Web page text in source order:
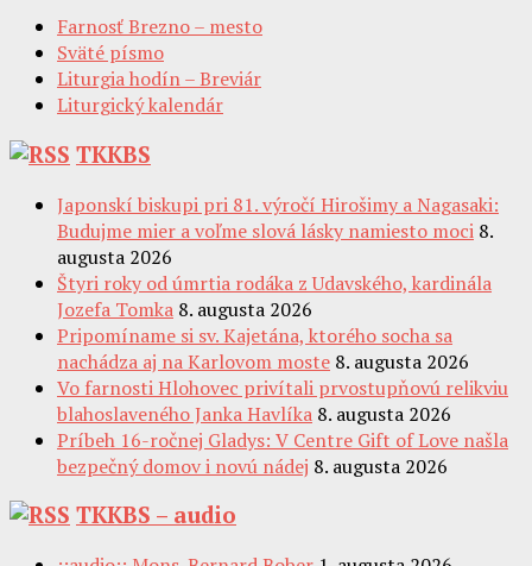
Farnosť Brezno – mesto
Sväté písmo
Liturgia hodín – Breviár
Liturgický kalendár
TKKBS
Japonskí biskupi pri 81. výročí Hirošimy a Nagasaki:
Budujme mier a voľme slová lásky namiesto moci 8.
augusta 2026
Štyri roky od úmrtia rodáka z Udavského, kardinála
Jozefa Tomka 8. augusta 2026
Pripomíname si sv. Kajetána, ktorého socha sa
nachádza aj na Karlovom moste 8. augusta 2026
Vo farnosti Hlohovec privítali prvostupňovú relikviu
blahoslaveného Janka Havlíka 8. augusta 2026
Príbeh 16-ročnej Gladys: V Centre Gift of Love našla
bezpečný domov i novú nádej 8. augusta 2026
TKKBS – audio